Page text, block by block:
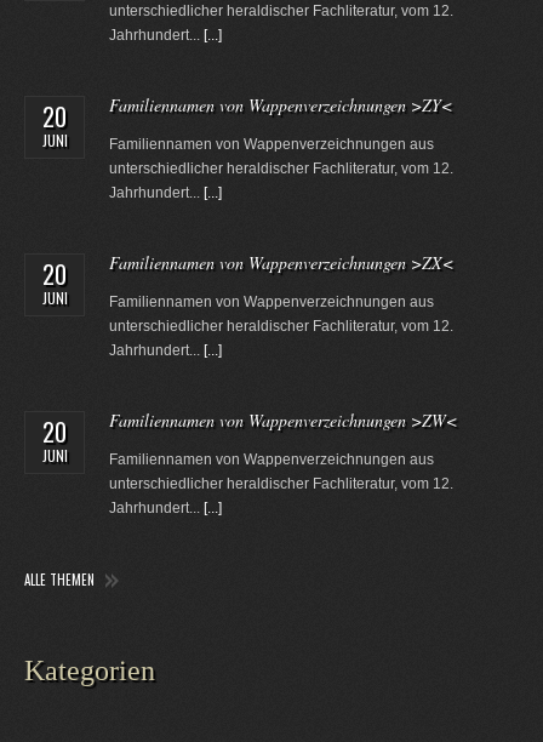
unterschiedlicher heraldischer Fachliteratur, vom 12.
Jahrhundert... [...]
20
JUNI
Familiennamen von Wappenverzeichnungen >ZY<
Familiennamen von Wappenverzeichnungen aus
unterschiedlicher heraldischer Fachliteratur, vom 12.
Jahrhundert... [...]
20
JUNI
Familiennamen von Wappenverzeichnungen >ZX<
Familiennamen von Wappenverzeichnungen aus
unterschiedlicher heraldischer Fachliteratur, vom 12.
Jahrhundert... [...]
20
JUNI
Familiennamen von Wappenverzeichnungen >ZW<
Familiennamen von Wappenverzeichnungen aus
unterschiedlicher heraldischer Fachliteratur, vom 12.
Jahrhundert... [...]
ALLE THEMEN
Kategorien